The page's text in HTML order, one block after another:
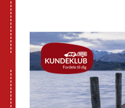
GPDR -
Nye
Nye